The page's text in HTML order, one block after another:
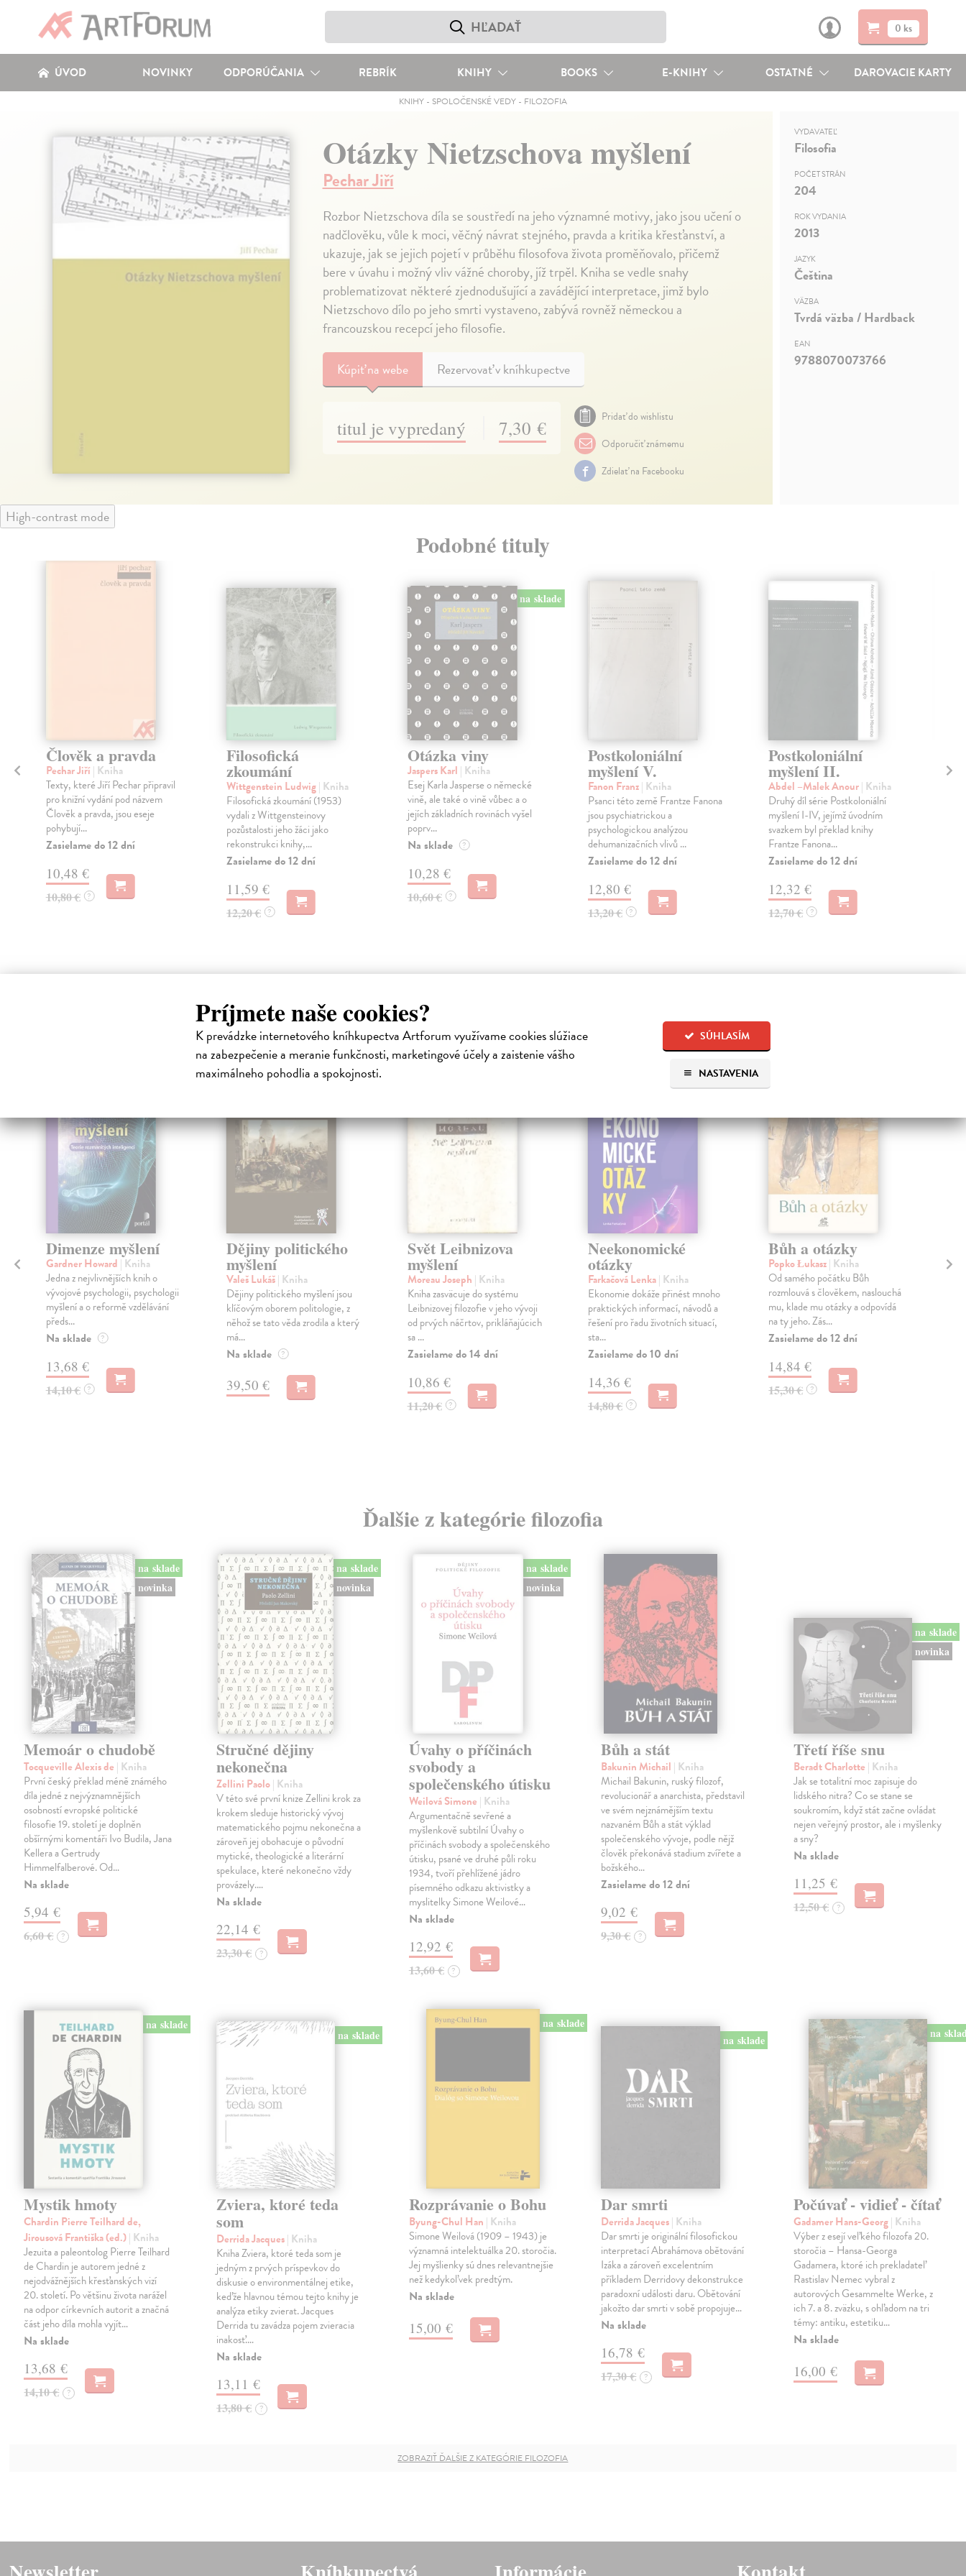
Príjmete naše cookies?
K prevádzke internetového kníhkupectva Artforum využívame cookies slúžiace
na zabezpečenie a meranie funkčnosti, marketingové účely a zaistenie vášho
maximálneho pohodlia a spokojnosti.
SÚHLASÍM
NASTAVENIA
0 ks
ÚVOD NOVINKY ODPORÚČANIA REBRÍK KNIHY BOOKS E-KNIHY OSTATNÉ DAROVACIE KARTY
KNIHY- SPOLOČENSKÉ VEDY- FILOZOFIA
Otázky Nietzschova myšlení
Pechar Jiří
Rozbor Nietzschova díla se soustředí na jeho významné motivy, jako jsou učení o
nadčlověku, vůle k moci, věčný návrat stejného, pravda a kritika křesťanství, a
ukazuje, jak se jejich pojetí v průběhu filosofova života proměňovalo, přičemž
bere v úvahu i možný vliv vážné choroby, jíž trpěl. Kniha se vedle snahy
problematizovat některé zjednodušující a zavádějící interpretace, jimž bylo
Nietzschovo dílo po jeho smrti vystaveno, zabývá rovněž německou a
francouzskou recepcí jeho filosofie.
Kúpiťna webe Rezervovať v kníhkupectve
titul je vypredaný 7,30 €
Pridať do wishlistu
Odporučiť známemu
Zdielať na Facebooku
VYDAVATEĽ
Filosofia
POČET STRÁN
204
ROK VYDANIA
2013
JAZYK
Čeština
VÄZBA
Tvrdá väzba / Hardback
EAN
9788070073766
High-contrast mode
Podobné tituly
Člověk a pravda
Pechar Jiří | Kniha
Texty, které Jiří Pechar připravil
pro knižní vydání pod názvem
Člověk a pravda, jsou eseje
pohybují...
Zasielame do 12 dní
10,48 €
10,80 € ?
Filosofická
zkoumání
Wittgenstein Ludwig| Kniha
Filosofická zkoumání (1953)
vydali z Wittgensteinovy
pozůstalosti jeho žáci jako
rekonstrukci knihy,...
Zasielame do 12 dní
11,59 €
12,20 € ?
na sklade
Otázka viny
Jaspers Karl | Kniha
Esej Karla Jasperse o německé
vině, ale také o vině vůbec a o
jejích základních rovinách vyšel
poprv...
Na sklade ?
10,28 €
10,60 € ?
Postkoloniální
myšlení V.
Fanon Franz| Kniha
Psanci této země Frantze Fanona
jsou psychiatrickou a
psychologickou analýzou
dehumanizačních vlivů ...
Zasielame do 12 dní
12,80 €
13,20 € ?
Postkoloniální
myšlení II.
Abdel –Malek Anour| Kniha
Druhý díl série Postkoloniální
myšlení I-IV, jejímž úvodním
svazkem byl překlad knihy
Frantze Fanona...
Zasielame do 12 dní
12,32 €
12,70 € ?
Čitatelia s podobným vkusom si kúpili aj:
Dimenze myšlení
Gardner Howard | Kniha
Jedna z nejvlivnějších knih o
vývojové psychologii, psychologii
myšlení a o reformě vzdělávání
předs...
Na sklade ?
13,68 €
14,10 € ?
na sklade
Dějiny politického
myšlení
Valeš Lukáš| Kniha
Dějiny politického myšlení jsou
klíčovým oborem politologie, z
něhož se tato věda zrodila a který
má...
Na sklade ?
39,50 €
Svět Leibnizova
myšlení
Moreau Joseph | Kniha
Kniha zasväcuje do systému
Leibnizovej filozofie v jeho vývoji
od prvých náčrtov, prikláňajúcich
sa ...
Zasielame do 14 dní
10,86 €
11,20 € ?
Neekonomické
otázky
Farkačová Lenka| Kniha
Ekonomie dokáže přinést mnoho
praktických informací, návodů a
řešení pro řadu životních situací,
sta...
Zasielame do 10 dní
14,36 €
14,80 € ?
Bůh a otázky
Popko Łukasz| Kniha
Od samého počátku Bůh
rozmlouvá s člověkem, naslouchá
mu, klade mu otázky a odpovídá
na ty jeho. Zás...
Zasielame do 12 dní
14,84 €
15,30 € ?
Ďalšie z kategórie filozofia
na sklade
novinka
Memoár o chudobě
Tocqueville Alexis de | Kniha
První český překlad méně známého
díla jedné z nejvýznamnějších
osobností evropské politické
filosofie 19. století je doplněn
obšírnými komentáři Ivo Budila, Jana
Kellera a Gertrudy
Himmelfalberové. Od…
Na sklade
5,94 €
6,60 € ?
na sklade
novinka
Stručné dějiny
nekonečna
Zellini Paolo| Kniha
V této své první knize Zellini krok za
krokem sleduje historický vývoj
matematického pojmu nekonečna a
zároveň jej obohacuje o původní
mytické, theologické a literární
spekulace, které nekonečno vždy
provázely.…
Na sklade
22,14 €
23,30 € ?
na sklade
novinka
Úvahy o příčinách
svobody a
společenského útisku
Weilová Simone | Kniha
Argumentačně sevřené a
myšlenkově subtilní Úvahy o
příčinách svobody a společenského
útisku, psané ve druhé půli roku
1934, tvoří přehlížené jádro
písemného odkazu aktivistky a
myslitelky Simone Weilové…
Na sklade
12,92 €
13,60 € ?
Bůh a stát
Bakunin Michail | Kniha
Michail Bakunin, ruský filozof,
revolucionář a anarchista, představil
ve svém nejznámějším textu
nazvaném Bůh a stát výklad
společenského vývoje, podle nějž
člověk překonává stadium zvířete a
božského…
Zasielame do 12 dní
9,02 €
9,30 € ?
na sklade
novinka
Třetí říše snu
Beradt Charlotte | Kniha
Jak se totalitní moc zapisuje do
lidského nitra? Co se stane se
soukromím, když stát začne ovládat
nejen veřejný prostor, ale i myšlenky
a sny?
Na sklade
11,25 €
12,50 € ?
na sklade
Mystik hmoty
Chardin Pierre Teilhard de,
Jirousová Františka (ed.)| Kniha
Jezuita a paleontolog Pierre Teilhard
de Chardin je autorem jedné z
nejodvážnějších křesťanských vizí
20. století. Po většinu života narážel
na odpor církevních autorit a značná
část jeho díla mohla vyjít…
Na sklade
13,68 €
14,10 € ?
na sklade
Zviera, ktoré teda
som
Derrida Jacques| Kniha
Kniha Zviera, ktoré teda som je
jedným z prvých príspevkov do
diskusie o environmentálnej etike,
keďže hlavnou témou tejto knihy je
analýza etiky zvierat. Jacques
Derrida tu zavádza pojem zvieracia
inakosť.…
Na sklade
13,11 €
13,80 € ?
na sklade
Rozprávanie o Bohu
Byung-Chul Han | Kniha
Simone Weilová (1909 – 1943) je
významná intelektuálka 20. storočia.
Jej myšlienky sú dnes relevantnejšie
než kedykoľvek predtým.
Na sklade
15,00 €
na sklade
Dar smrti
Derrida Jacques| Kniha
Dar smrti je originální filosofickou
interpretací Abrahámova obětování
Izáka a zároveň excelentním
příkladem Derridovy dekonstrukce
paradoxní události daru. Obětování
jakožto dar smrti v sobě propojuje…
Na sklade
16,78 €
17,30 € ?
na
Počúvať - vidieť - čítať
Gadamer Hans-Georg| Kniha
Výber z esejí veľkého filozofa 20.
storočia – Hansa-Georga
Gadamera, ktoré ich prekladateľ
Rastislav Nemec vybral z
autorových Gesammelte Werke, z
ich 7. a 8. zväzku, s ohľadom na tri
témy: antiku, estetiku…
Na sklade
16,00 €
ZOBRAZIŤ ĎALŠIE Z KATEGÓRIE FILOZOFIA